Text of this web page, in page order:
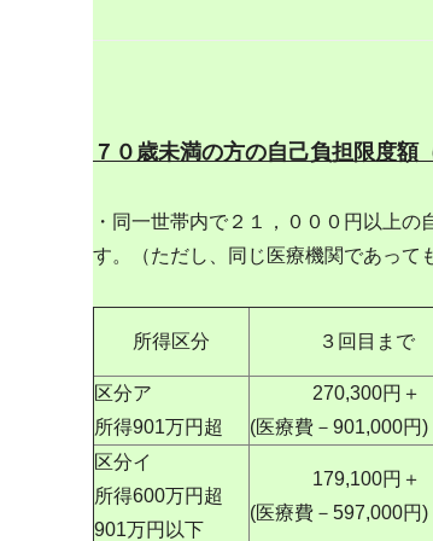
７０歳未満の方の自己負担限度額
・同一世帯内で２１，０００円以上
す。（ただし、同じ医療機関であって
所得区分 ３回目まで
区分ア
所得901万円超
270,300円＋
(医療費－901,000円)
区分イ
所得600万円超
901万円以下
179,100円＋
(医療費－597,000円)